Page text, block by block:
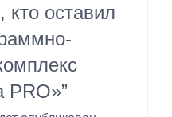
кто оставил
PRO»”